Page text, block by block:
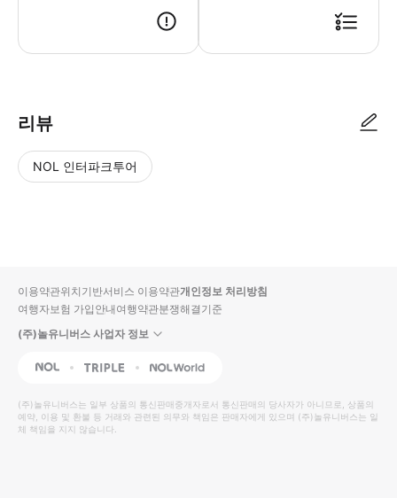
리뷰
NOL 인터파크투어
입니
다.
높
은
순
동
영
상
순
상
이용약관위치기반서비스 이용약관개인정보 처리방침
여행자보험 가입안내여행약관분쟁해결기준
(주)놀유니버스 사업자 정보
NOL Triple Interpark Global
(주)놀유니버스는 일부 상품의 통신판매중개자로서 통신판매의 당사자가 아니므로, 상품의
예약, 이용 및 환불 등 거래와 관련된 의무와 책임은 판매자에게 있으며 (주)놀유니버스는 일
체 책임을 지지 않습니다.